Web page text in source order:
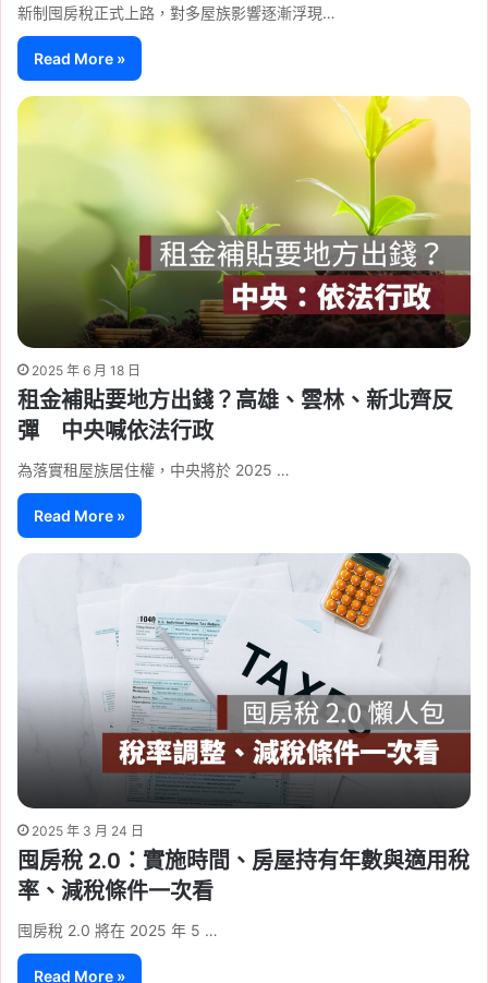
新制囤房稅正式上路，對多屋族影響逐漸浮現…
Read More »
2025 年 6 月 18 日
租金補貼要地方出錢？高雄、雲林、新北齊反
彈 中央喊依法行政
為落實租屋族居住權，中央將於 2025 …
Read More »
2025 年 3 月 24 日
囤房稅 2.0：實施時間、房屋持有年數與適用稅
率、減稅條件一次看
囤房稅 2.0 將在 2025 年 5 …
Read More »